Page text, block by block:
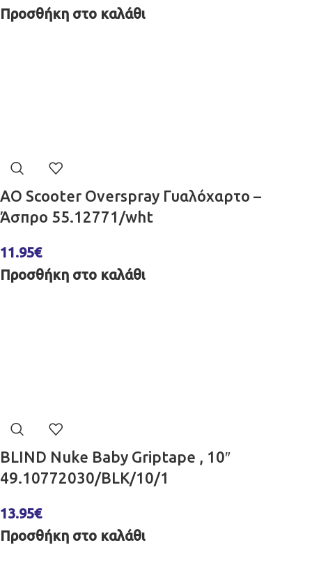
Προσθήκη στο καλάθι
AO Scooter Overspray Γυαλόχαρτο –
Άσπρο 55.12771/wht
11.95€
Προσθήκη στο καλάθι
BLIND Nuke Baby Griptape , 10″
49.10772030/BLK/10/1
13.95€
Προσθήκη στο καλάθι